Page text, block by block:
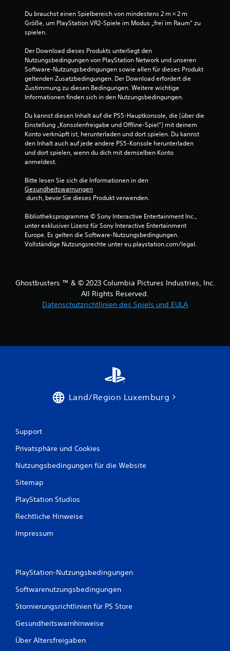
Du brauchst einen Spielbereich von mindestens 2 m × 2 m
Größe, um PlayStation VR2-Spiele im Modus „frei im Raum“ zu
spielen.
Der Download dieses Produkts unterliegt den
Nutzungsbedingungen von PlayStation Network und unseren
Software-Nutzungsbedingungen sowie allen für dieses Produkt
geltenden Zusatzbedingungen. Der Download erfordert die
Zustimmung zu diesen Bedingungen. Weitere wichtige
Informationen finden sich in den Nutzungsbedingungen.
Du kannst diesen Inhalt auf die PS5-Hauptkonsole, die (über die
Einstellung „Konsolenfreigabe und Offline-Spiel“) mit deinem
Konto verknüpft ist, herunterladen und dort spielen. Du kannst
den Inhalt auch auf jede andere PS5-Konsole herunterladen
und dort spielen, wenn du dich mit demselben Konto
anmeldest.
Bitte lesen Sie sich die Informationen in den
Gesundheitswarnungen
durch, bevor Sie dieses Produkt verwenden.
Bibliotheksprogramme © Sony Interactive Entertainment Inc.,
unter exklusiver Lizenz für Sony Interactive Entertainment
Europe. Es gelten die Software-Nutzungsbedingungen.
Vollständige Nutzungsrechte unter eu.playstation.com/legal.
Ghostbusters ™ & © 2023 Columbia Pictures Industries, Inc.
All Rights Reserved.
Datenschutzrichtlinien des Spiels und EULA
Land/Region Luxemburg
Support
Privatsphäre und Cookies
Nutzungsbedingungen für die Website
Sitemap
PlayStation Studios
Rechtliche Hinweise
Impressum
PlayStation-Nutzungsbedingungen
Softwarenutzungsbedingungen
Stornierungsrichtlinien für PS Store
Gesundheitswarnhinweise
Über Altersfreigaben